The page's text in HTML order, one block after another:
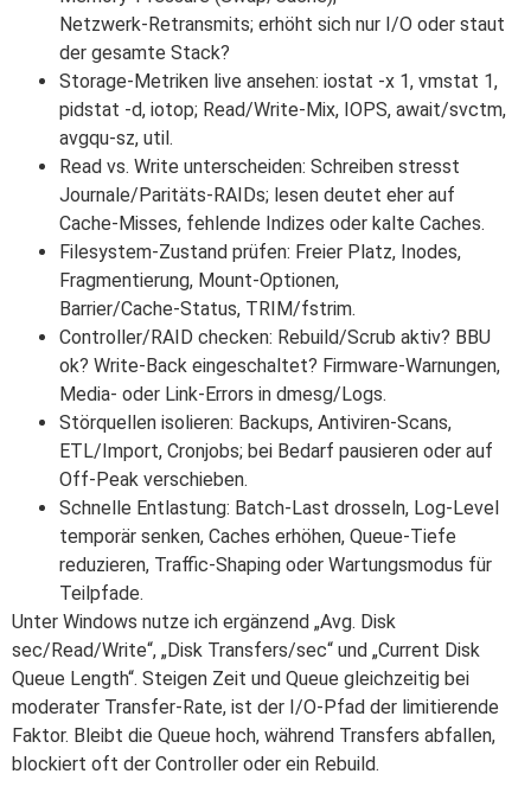
Netzwerk‑Retransmits; erhöht sich nur I/O oder staut
der gesamte Stack?
Storage‑Metriken live ansehen: iostat -x 1, vmstat 1,
pidstat -d, iotop; Read/Write‑Mix, IOPS, await/svctm,
avgqu‑sz, util.
Read vs. Write unterscheiden: Schreiben stresst
Journale/Paritäts‑RAIDs; lesen deutet eher auf
Cache‑Misses, fehlende Indizes oder kalte Caches.
Filesystem‑Zustand prüfen: Freier Platz, Inodes,
Fragmentierung, Mount‑Optionen,
Barrier/Cache‑Status, TRIM/fstrim.
Controller/RAID checken: Rebuild/Scrub aktiv? BBU
ok? Write‑Back eingeschaltet? Firmware‑Warnungen,
Media‑ oder Link‑Errors in dmesg/Logs.
Störquellen isolieren: Backups, Antiviren‑Scans,
ETL/Import, Cronjobs; bei Bedarf pausieren oder auf
Off‑Peak verschieben.
Schnelle Entlastung: Batch‑Last drosseln, Log‑Level
temporär senken, Caches erhöhen, Queue‑Tiefe
reduzieren, Traffic‑Shaping oder Wartungsmodus für
Teilpfade.
Unter Windows nutze ich ergänzend „Avg. Disk
sec/Read/Write“, „Disk Transfers/sec“ und „Current Disk
Queue Length“. Steigen Zeit und Queue gleichzeitig bei
moderater Transfer‑Rate, ist der I/O‑Pfad der limitierende
Faktor. Bleibt die Queue hoch, während Transfers abfallen,
blockiert oft der Controller oder ein Rebuild.